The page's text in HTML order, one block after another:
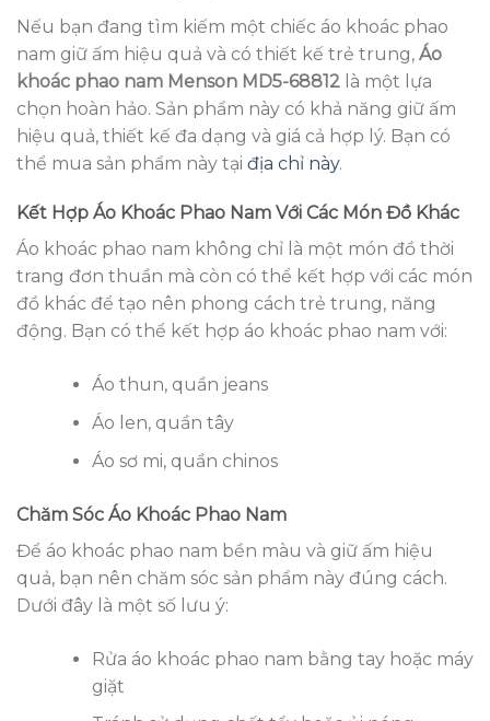
Nếu bạn đang tìm kiếm một chiếc áo khoác phao
nam giữ ấm hiệu quả và có thiết kế trẻ trung, Áo
khoác phao nam Menson MD5-68812 là một lựa
chọn hoàn hảo. Sản phẩm này có khả năng giữ ấm
hiệu quả, thiết kế đa dạng và giá cả hợp lý. Bạn có
thể mua sản phẩm này tại địa chỉ này.
Kết Hợp Áo Khoác Phao Nam Với Các Món Đồ Khác
Áo khoác phao nam không chỉ là một món đồ thời
trang đơn thuần mà còn có thể kết hợp với các món
đồ khác để tạo nên phong cách trẻ trung, năng
động. Bạn có thể kết hợp áo khoác phao nam với:
Áo thun, quần jeans
Áo len, quần tây
Áo sơ mi, quần chinos
Chăm Sóc Áo Khoác Phao Nam
Để áo khoác phao nam bền màu và giữ ấm hiệu
quả, bạn nên chăm sóc sản phẩm này đúng cách.
Dưới đây là một số lưu ý:
Rửa áo khoác phao nam bằng tay hoặc máy
giặt